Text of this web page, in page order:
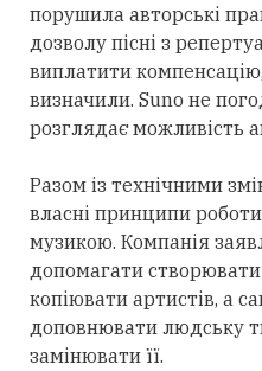
порушила авторські
дозволу пісні з
виплатити
визначили. Suno не
розглядає можливість
Разом із технічними
власні принципи
музикою. Компанія
допомагати
копіювати артистів, а
доповнювати людську
замінювати її.